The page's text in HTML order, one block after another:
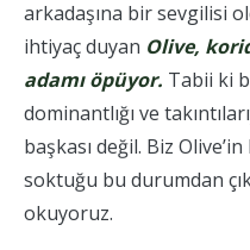
arkadaşına bir sevgilisi
ihtiyaç duyan Olive,
adamı öpüyor. Tabii ki
dominantlığı ve
başkası değil. Biz
soktuğu bu durumdan
okuyoruz.